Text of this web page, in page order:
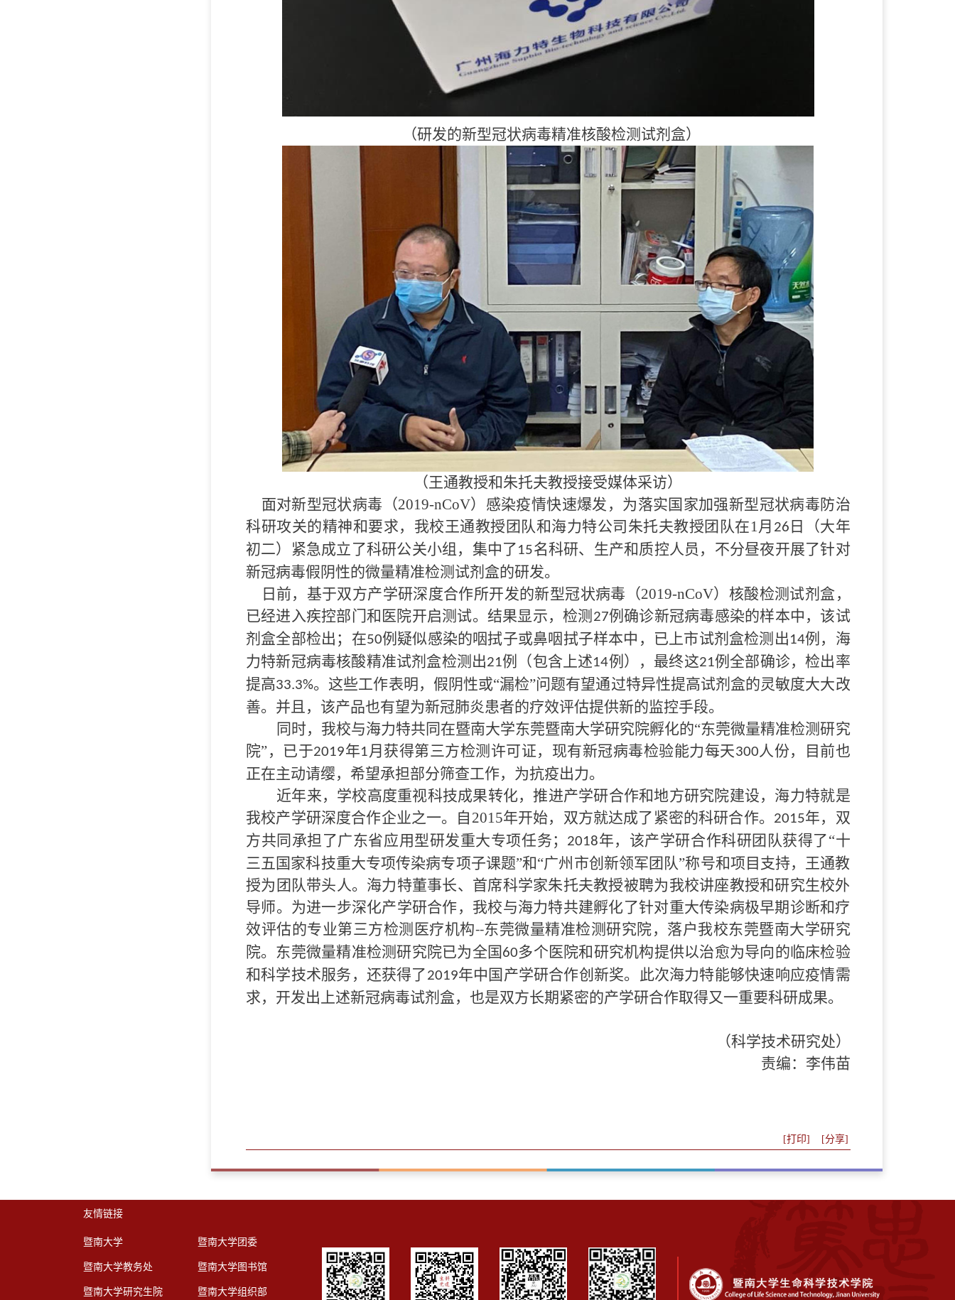
（研发的新型冠状病毒精准核酸检测试剂盒）
（王通教授和朱托夫教授接受媒体采访）
面对新型冠状病毒（2019-nCoV）感染疫情快速爆发，为落实国家加强新型冠状病毒防治
科研攻关的精神和要求， 我校王通教授团队和海力特公司朱托夫教授团队在1月 26 日（大年
初二）紧急成立了科研公关小组，集中了15名科研、生产和质控人员，不分昼夜开展了针对
新冠病毒假阴性的微量精准检测试剂盒的研发。
日前，基于双方产学研深度合作所开发的新型冠状病毒（2019-nCoV）核酸检测试剂盒，
已经进入疾控部门和医院开启测试。结果显示，检测 27例确诊新冠病毒感染的样本中，该试
剂盒全部检出；在50例疑似感染的咽拭子或鼻咽拭子样本中，已上市试剂盒检测出14例，海
力特新冠病毒核酸精准试剂盒检测出21例（包含上述14例），最终这21例全部确诊，检出率
提高33.3%。这些工作表明，假阴性或“漏检”问题有望通过特异性提高试剂盒的灵敏度大大改
善。并且，该产品也有望为新冠肺炎患者的疗效评估提供新的监控手段。
同时，我校与海力特共同在暨南大学东莞暨南大学研究院孵化的“东莞微量精准检测研究
院”，已于2019年1月获得第三方检测许可证，现有新冠病毒检验能力每天300人份，目前也
正在主动请缨，希望承担部分筛查工作，为抗疫出力。
近年来，学校高度重视科技成果转化，推进产学研合作和地方研究院建设，海力特就是
我校产学研深度合作企业之一。自 2015年开始，双方就达成了紧密的科研合作。 2015年，双
方共同承担了广东省应用型研发重大专项任务；
2018年，该产学研合作科研团队获得了“十
三五国家科技重大专项传染病专项子课题”和“广州市创新领军团队”称号和项目支持，王通教
授为团队带头人。海力特董事长、首席科学家朱托夫教授被聘为我校讲座教授和研究生校外
导师。为进一步深化产学研合作，我校与海力特共建孵化了针对重大传染病极早期诊断和疗
效评估的专业第三方检测医疗机构--东莞微量精准检测研究院，落户我校东莞暨南大学研究
院。东莞微量精准检测研究院已为全国60多个医院和研究机构提供以治愈为导向的临床检验
和科学技术服务，还获得了2019年中国产学研合作创新奖。此次海力特能够快速响应疫情需
求，开发出上述新冠病毒试剂盒，也是双方长期紧密的产学研合作取得又一重要科研成果。
（科学技术研究处）
责编：李伟苗
[打印] [分享]
友情链接
暨南大学
暨南大学教务处
暨南大学研究生院
暨南大学团委
暨南大学图书馆
暨南大学组织部